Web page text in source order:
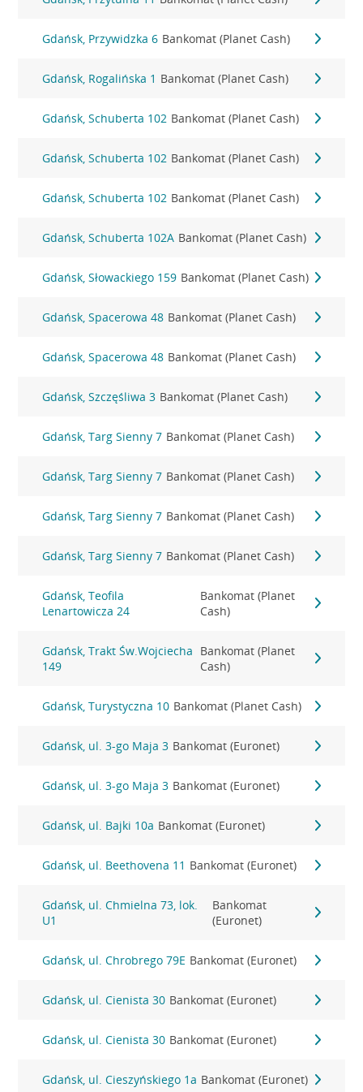
Gdańsk, Przywidzka 6 Bankomat (Planet Cash)
Gdańsk, Rogalińska 1 Bankomat (Planet Cash)
Gdańsk, Schuberta 102 Bankomat (Planet Cash)
Gdańsk, Schuberta 102 Bankomat (Planet Cash)
Gdańsk, Schuberta 102 Bankomat (Planet Cash)
Gdańsk, Schuberta 102A Bankomat (Planet Cash)
Gdańsk, Słowackiego 159 Bankomat (Planet Cash)
Gdańsk, Spacerowa 48 Bankomat (Planet Cash)
Gdańsk, Spacerowa 48 Bankomat (Planet Cash)
Gdańsk, Szczęśliwa 3 Bankomat (Planet Cash)
Gdańsk, Targ Sienny 7 Bankomat (Planet Cash)
Gdańsk, Targ Sienny 7 Bankomat (Planet Cash)
Gdańsk, Targ Sienny 7 Bankomat (Planet Cash)
Gdańsk, Targ Sienny 7 Bankomat (Planet Cash)
Gdańsk, Teofila
Lenartowicza 24
Bankomat (Planet
Cash)
Gdańsk, Trakt Św.Wojciecha
149
Bankomat (Planet
Cash)
Gdańsk, Turystyczna 10 Bankomat (Planet Cash)
Gdańsk, ul. 3-go Maja 3 Bankomat (Euronet)
Gdańsk, ul. 3-go Maja 3 Bankomat (Euronet)
Gdańsk, ul. Bajki 10a Bankomat (Euronet)
Gdańsk, ul. Beethovena 11 Bankomat (Euronet)
Gdańsk, ul. Chmielna 73, lok.
U1
Bankomat
(Euronet)
Gdańsk, ul. Chrobrego 79E Bankomat (Euronet)
Gdańsk, ul. Cienista 30 Bankomat (Euronet)
Gdańsk, ul. Cienista 30 Bankomat (Euronet)
Gdańsk, ul. Cieszyńskiego 1a Bankomat (Euronet)